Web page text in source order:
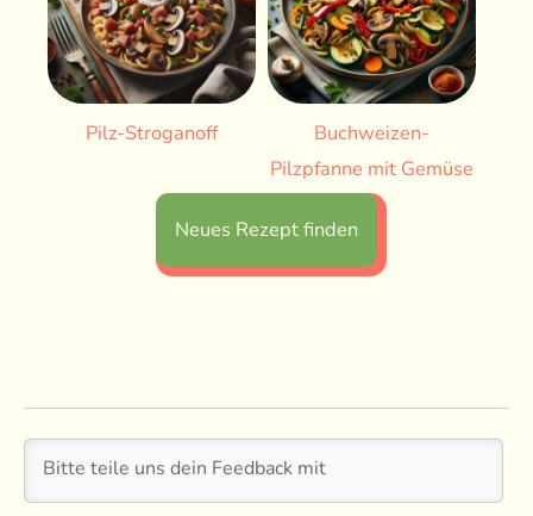
Pilz-Stroganoff
Buchweizen-
Pilzpfanne mit Gemüse
Neues Rezept finden